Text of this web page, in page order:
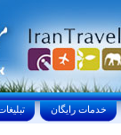
تبليغات خدمات رايگان